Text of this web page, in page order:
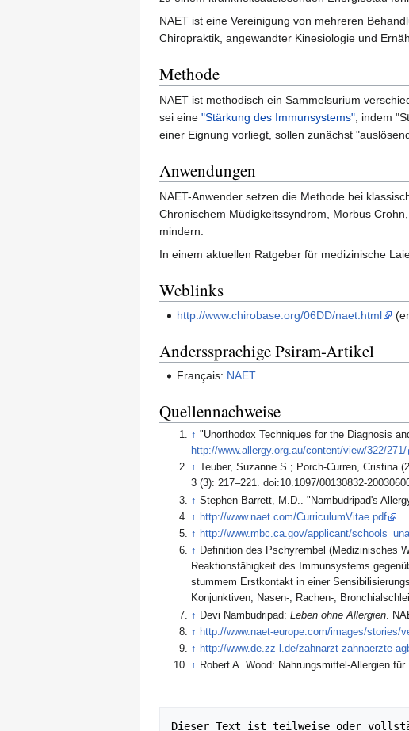
NAET ist eine Vereinigung von mehreren
Chiropraktik, angewandter Kinesiologie und
Methode
NAET ist methodisch ein Sammelsurium
sei eine "Stärkung des Immunsystems", indem
einer Eignung vorliegt, sollen zunächst
Anwendungen
NAET-Anwender setzen die Methode bei
Chronischem Müdigkeitssyndrom, Morbus
mindern.
In einem aktuellen Ratgeber für medizinische
Weblinks
http://www.chirobase.org/06DD/naet.html
Anderssprachige Psiram-Artikel
Français: NAET
Quellennachweise
↑ "Unorthodox Techniques for the Diagnosis
http://www.allergy.org.au/content/view/322/271/
↑
Teuber, Suzanne S.; Porch-Curren,
3 (3): 217–221. doi:10.1097/00130832-
↑ Stephen Barrett, M.D.. "Nambudripad's
↑ http://www.naet.com/CurriculumVitae.pdf
↑ http://www.mbc.ca.gov/applicant/
↑ Definition des Pschyrembel (Medizinisches
Reaktionsfähigkeit des Immunsystems
stummem Erstkontakt in einer
Konjunktiven, Nasen-, Rachen-,
↑ Devi Nambudripad:Leben ohne Allergien .
↑ http://www.naet-europe.com/images/stories/
↑ http://www.de.zz-l.de/zahnarzt-zahnaerzte-
↑ Robert A. Wood: Nahrungsmittel-Allergien
Dieser Text ist teilweise oder